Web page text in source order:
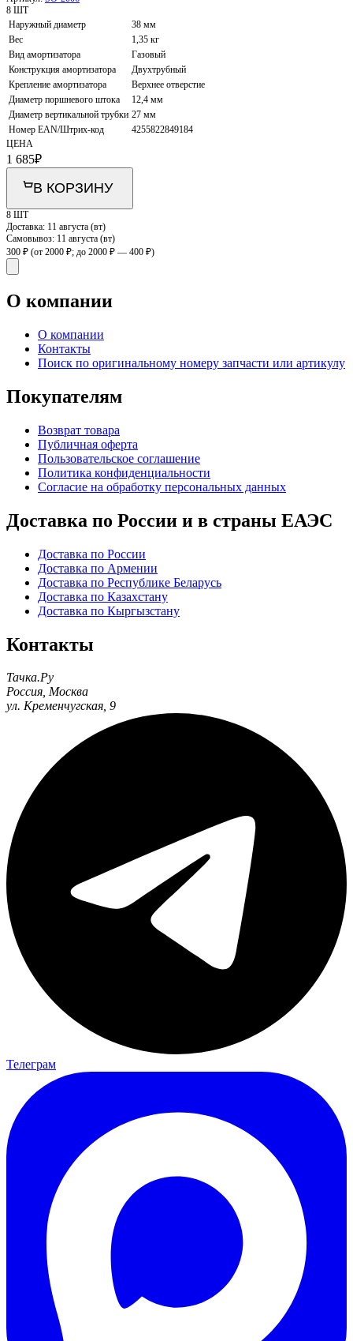
8 ШТ
Наружный диаметр
38 мм
Вес
1,35 кг
Вид амортизатора
Газовый
Конструкция амортизатора
Двухтрубный
Крепление амортизатора
Верхнее отверстие
Диаметр поршневого штока
12,4 мм
Диаметр вертикальной трубки 27 мм
Номер EAN/Штрих-код
4255822849184
ЦЕНА
1 685₽
В КОРЗИНУ
8 ШТ
Доставка: 11 августа (вт)
Самовывоз: 11 августа (вт)
300 ₽ (от 2000 ₽; до 2000 ₽ — 400 ₽)
О компании
О компании
Контакты
Поиск по оригинальному номеру запчасти или артикулу
Покупателям
Возврат товара
Публичная оферта
Пользовательское соглашение
Политика конфиденциальности
Согласие на обработку персональных данных
Доставка по России и в страны ЕАЭС
Доставка по России
Доставка по Армении
Доставка по Республике Беларусь
Доставка по Казахстану
Доставка по Кыргызстану
Контакты
Тачка.Ру
Россия, Москва
ул. Кременчугская, 9
Телеграм